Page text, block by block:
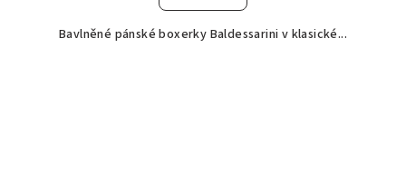
Bavlněné pánské boxerky Baldessarini v klasické...